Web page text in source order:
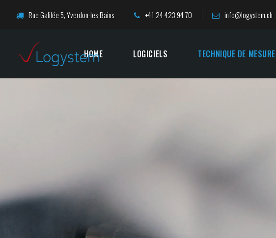
Rue Galilée 5, Yverdon-les-Bains +41 24 423 94 70 info@logystem.ch
HOME LOGICIELS TECHNIQUE DE MESURE